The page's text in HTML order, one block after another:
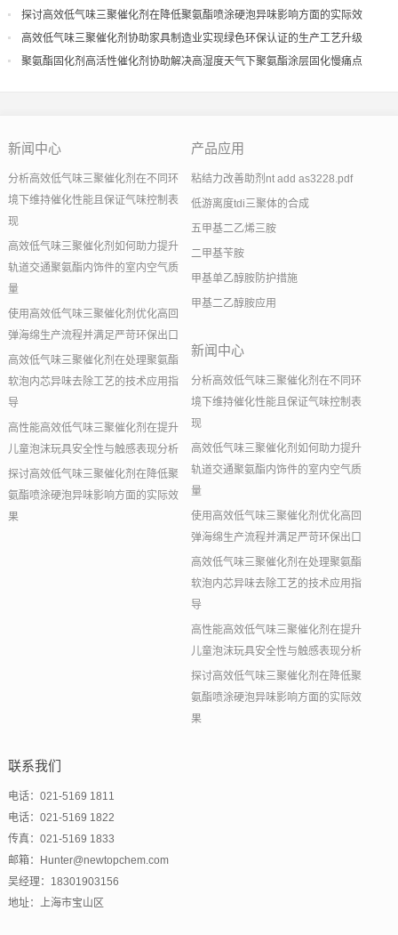
探讨高效低气味三聚催化剂在降低聚氨酯喷涂硬泡异味影响方面的实际效
果
高效低气味三聚催化剂协助家具制造业实现绿色环保认证的生产工艺升级
聚氨酯固化剂高活性催化剂协助解决高湿度天气下聚氨酯涂层固化慢痛点
新闻中心
分析高效低气味三聚催化剂在不同环
境下维持催化性能且保证气味控制表
现
高效低气味三聚催化剂如何助力提升
轨道交通聚氨酯内饰件的室内空气质
量
使用高效低气味三聚催化剂优化高回
弹海绵生产流程并满足严苛环保出口
高效低气味三聚催化剂在处理聚氨酯
软泡内芯异味去除工艺的技术应用指
导
高性能高效低气味三聚催化剂在提升
儿童泡沫玩具安全性与触感表现分析
探讨高效低气味三聚催化剂在降低聚
氨酯喷涂硬泡异味影响方面的实际效
果
产品应用
粘结力改善助剂nt add as3228.pdf
低游离度tdi三聚体的合成
五甲基二乙烯三胺
二甲基苄胺
甲基单乙醇胺防护措施
甲基二乙醇胺应用
新闻中心
分析高效低气味三聚催化剂在不同环
境下维持催化性能且保证气味控制表
现
高效低气味三聚催化剂如何助力提升
轨道交通聚氨酯内饰件的室内空气质
量
使用高效低气味三聚催化剂优化高回
弹海绵生产流程并满足严苛环保出口
高效低气味三聚催化剂在处理聚氨酯
软泡内芯异味去除工艺的技术应用指
导
高性能高效低气味三聚催化剂在提升
儿童泡沫玩具安全性与触感表现分析
探讨高效低气味三聚催化剂在降低聚
氨酯喷涂硬泡异味影响方面的实际效
果
联系我们
电话：021-5169 1811
电话：021-5169 1822
传真：021-5169 1833
邮箱：Hunter@newtopchem.com
吴经理：18301903156
地址：上海市宝山区